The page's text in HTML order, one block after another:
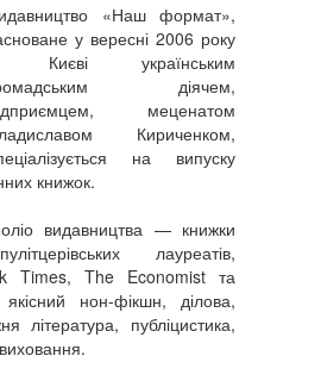
«Наш формат»,
у вересні 2006 року
Києві українським
діячем,
меценатом
Кириченком,
на випуску
книжок.
видавництва — книжки
лауреатів,
Times, The Economist та
нон-фікшн, ділова,
література, публіцистика,